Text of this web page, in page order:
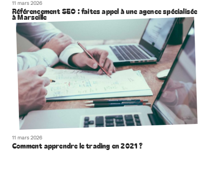
11 mars 2026
Référencement SEO : faites appel à une agence spécialisée
à Marseille
11 mars 2026
Comment apprendre le trading en 2021 ?